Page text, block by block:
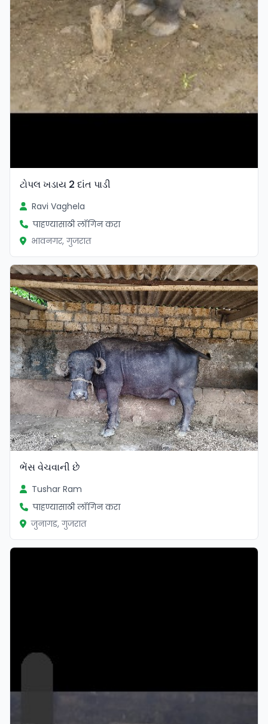
ટોપલ ખડાય 2 દાંત પાડી
Ravi Vaghela
पाहण्यासाठी लॉगिन करा
भावनगर, गुजरात
ભેંસ વેચવાની છે
Tushar Ram
पाहण्यासाठी लॉगिन करा
जुनागड, गुजरात